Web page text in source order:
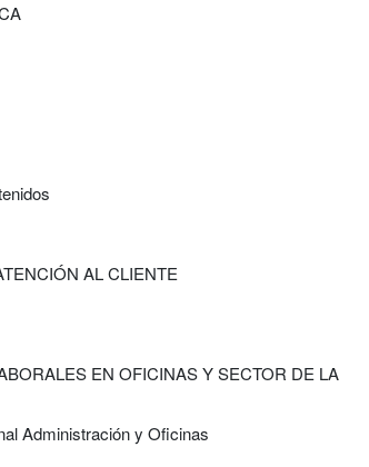
AL CLIENTE
EN OFICINAS Y SECTOR DE LA
Administración y Oficinas